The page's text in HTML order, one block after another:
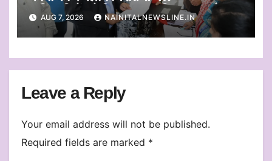
अधिकारियों को दिए समयबद्ध निस्तारण और
पारदर्शिता के निर्देश
AUG 7, 2026 NAINITALNEWSLINE.IN
Leave a Reply
Your email address will not be published.
Required fields are marked *